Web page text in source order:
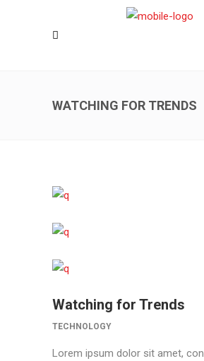
WATCHING FOR TRENDS
Watching for Trends
TECHNOLOGY
Lorem ipsum dolor sit amet,